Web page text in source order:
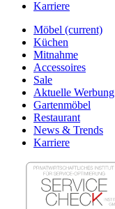
Karriere
Möbel (current)
Küchen
Mitnahme
Accessoires
Sale
Aktuelle Werbung
Gartenmöbel
Restaurant
News & Trends
Karriere